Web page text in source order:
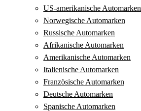
US-amerikanische Automarken
Norwegische Automarken
Russische Automarken
Afrikanische Automarken
Amerikanische Automarken
Italienische Automarken
Französische Automarken
Deutsche Automarken
Spanische Automarken